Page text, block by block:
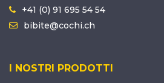
+41 (0) 91 695 54 54
bibite@cochi.ch
I NOSTRI PRODOTTI